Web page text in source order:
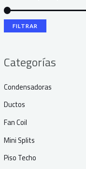
FILTRAR
Categorías
Condensadoras
Ductos
Fan Coil
Mini Splits
Piso Techo